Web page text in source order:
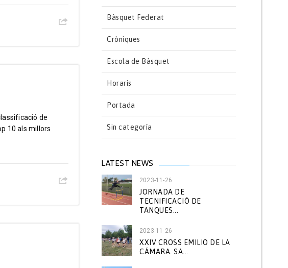
de
10 als millors
Bàsquet Federat
Cròniques
Escola de Bàsquet
Horaris
Portada
Sin categoría
LATEST NEWS
2023-11-26
JORNADA DE
TECNIFICACIÓ DE
TANQUES...
2023-11-26
XXIV CROSS EMILIO DE LA
CÁMARA. SA...